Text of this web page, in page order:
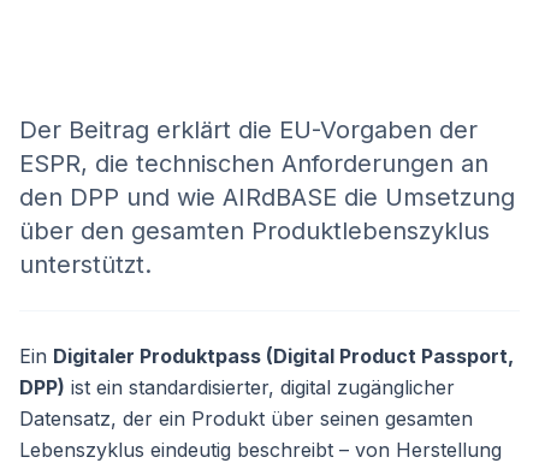
Der Beitrag erklärt die EU-Vorgaben der
ESPR, die technischen Anforderungen an
den DPP und wie AIRdBASE die Umsetzung
über den gesamten Produktlebenszyklus
unterstützt.
Ein Digitaler Produktpass (Digital Product Passport,
DPP) ist ein standardisierter, digital zugänglicher
Datensatz, der ein Produkt über seinen gesamten
Lebenszyklus eindeutig beschreibt – von Herstellung